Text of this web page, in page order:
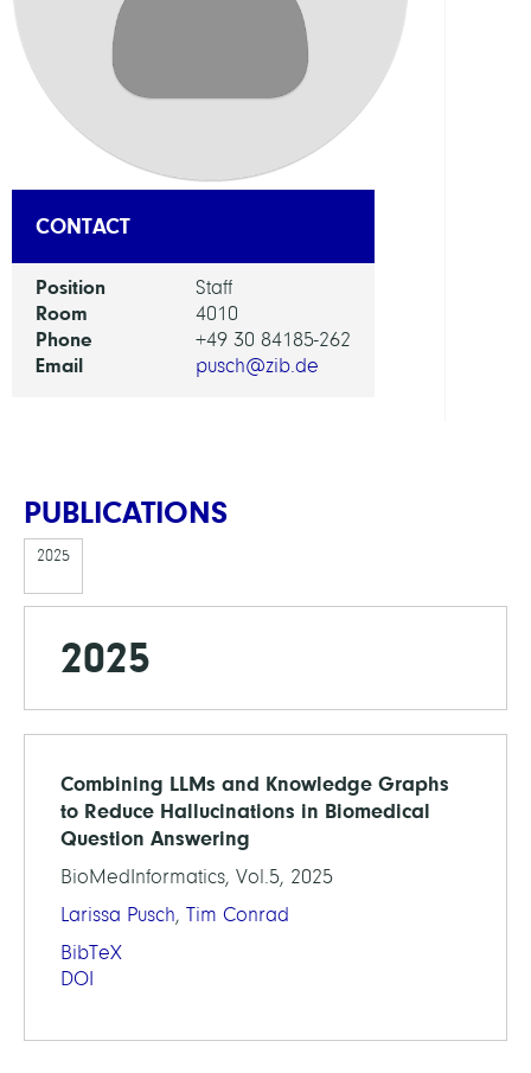
CONTACT
Position Staff
Room 4010
Phone +49 30 84185-262
Email pusch@zib.de
PUBLICATIONS
2025
2025
Combining LLMs and Knowledge Graphs
to Reduce Hallucinations in Biomedical
Question Answering
BioMedInformatics, Vol.5, 2025
Larissa Pusch, Tim Conrad
BibTeX
DOI